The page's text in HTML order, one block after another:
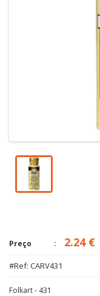
Preço 2.24 €
#Ref: CARV431
Folkart - 431